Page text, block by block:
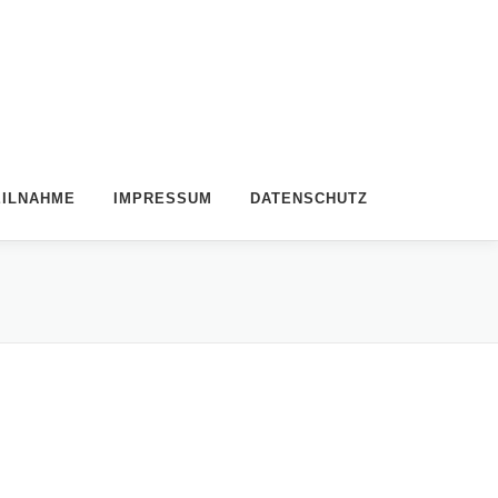
IMPRESSUM DATENSCHUTZ